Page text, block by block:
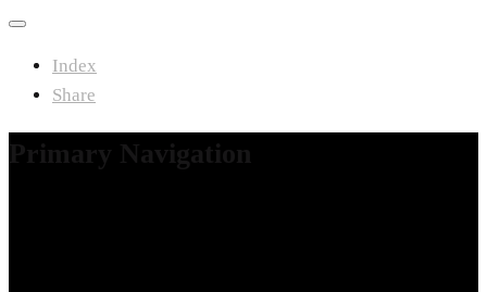
Index
Share